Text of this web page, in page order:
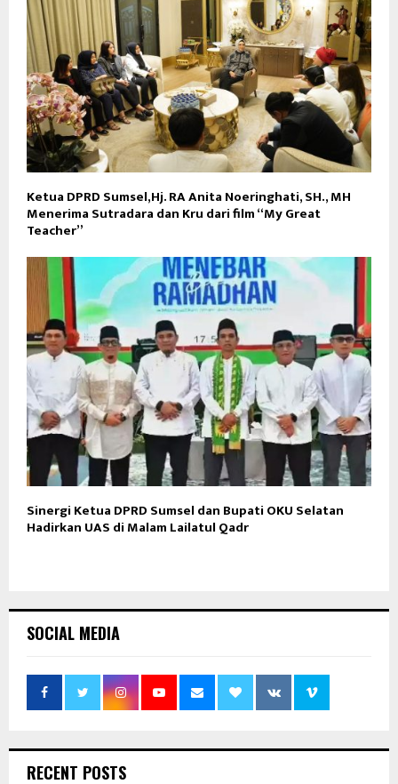
Ketua DPRD Sumsel,Hj. RA Anita Noeringhati, SH., MH
Menerima Sutradara dan Kru dari film “My Great
Teacher”
Sinergi Ketua DPRD Sumsel dan Bupati OKU Selatan
Hadirkan UAS di Malam Lailatul Qadr
SOCIAL MEDIA
RECENT POSTS